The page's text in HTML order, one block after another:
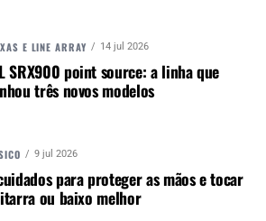
vilamusicrs
E LINE ARRAY 14 jul 2026
SRX900 point source: a linha que
três novos modelos
9 jul 2026
para proteger as mãos e tocar
ou baixo melhor